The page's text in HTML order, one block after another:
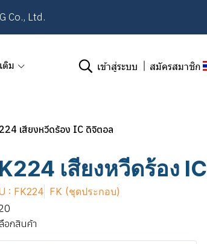
Co., Ltd.
ติม เข้าสู่ระบบ สมัครสมาชิก
เสียงหวีดร้อง IC ดิจิตอล
เสียงหวีดร้อง
: FK224 FK (ชุดประกอบ)
อกสินค้า